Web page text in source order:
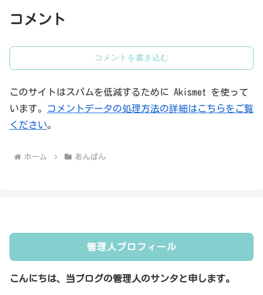
コメント
コメントを書き込む
このサイトはスパムを低減するために Akismet を使って
います。
コメントデータの処理方法の詳細はこちらをご覧
ください。
ホーム あんぱん
管理人プロフィール
こんにちは、当ブログの管理人のサンタと申します。